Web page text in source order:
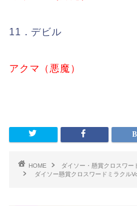
11．デビル
アクマ（悪魔）
HOME
ダイソー・懸賞クロスワー
ダイソー懸賞クロスワードミラクル